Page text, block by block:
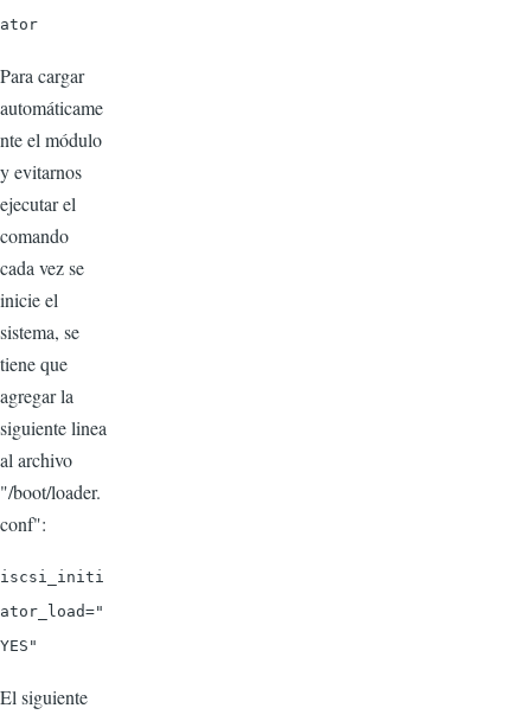
ator
Para cargar
automáticame
nte el módulo
y evitarnos
ejecutar el
comando
cada vez se
inicie el
sistema, se
tiene que
agregar la
siguiente linea
al archivo
"/boot/loader.
conf":
iscsi_initi
ator_load="
YES"
El siguiente